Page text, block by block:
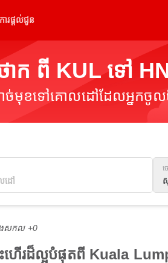
ការផ្តល់ជូន
ោក ពី KUL ទៅ
ច់មុខទៅគោលដៅដែលអ្នកចូលចិ
ង​សកល +0
ហើរដ៏ល្អបំផុតពី Kuala